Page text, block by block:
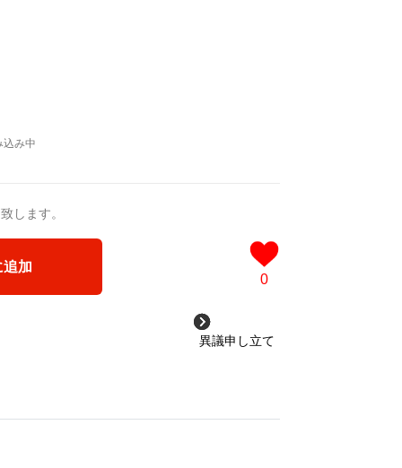
します。
追加
0
異議申し立て